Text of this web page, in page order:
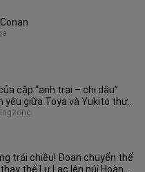
cặp “anh trai – chị dâu”
yêu giữa Toya và Yukito thực
là chuyện
trái chiều! Đoạn chuyển thể
thế Lư Lạc lên núi Hoàng